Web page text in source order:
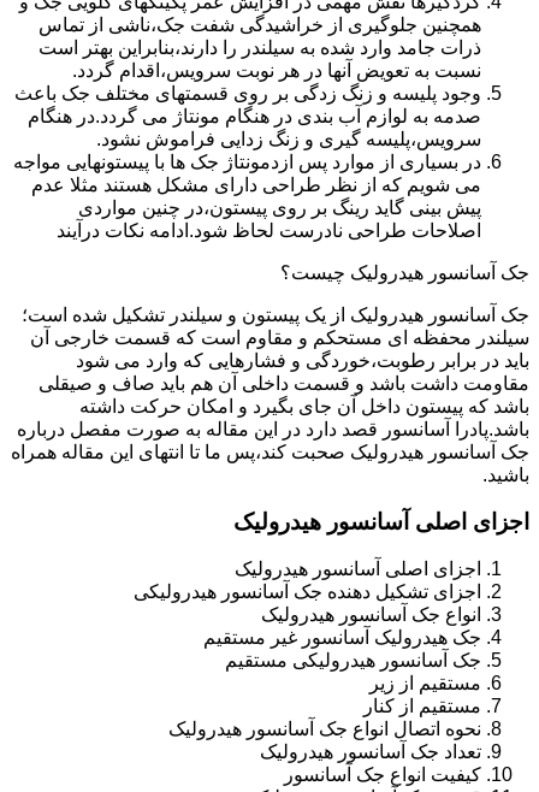
همچنین جلوگیری از خراشیدگی شفت جک،ناشی از تماس
ذرات جامد وارد شده به سیلندر را دارند،بنابراین بهتر است
نسبت به تعویض آنها در هر نوبت سرویس،اقدام گردد.
وجود پلیسه و زنگ زدگی بر روی قسمتهای مختلف جک باعث
صدمه به لوازم آب بندی در هنگام مونتاژ می گردد.در هنگام
سرویس،پلیسه گیری و زنگ زدایی فراموش نشود.
در بسیاری از موارد پس ازدمونتاژ جک ها با پیستونهایی مواجه
می شویم که از نظر طراحی دارای مشکل هستند مثلا عدم
پیش بینی گاید رینگ بر روی پیستون،در چنین مواردی
اصلاحات طراحی نادرست لحاظ شود.ادامه نکات درآیند
جک آسانسور هیدرولیک چیست؟
جک آسانسور هیدرولیک از یک پیستون و سیلندر تشکیل شده است؛
سیلندر محفظه ای مستحکم و مقاوم است که قسمت خارجی آن
باید در برابر رطوبت،خوردگی و فشارهایی که وارد می شود
مقاومت داشت باشد و قسمت داخلی آن هم باید صاف و صیقلی
باشد که پیستون داخل آن جای بگیرد و امکان حرکت داشته
باشد.پادرا آسانسور قصد دارد در این مقاله به صورت مفصل درباره
جک آسانسور هیدرولیک صحبت کند،پس ما تا انتهای این مقاله همراه
باشید.
اجزای اصلی آسانسور هیدرولیک
اجزای اصلی آسانسور هیدرولیک
اجزای تشکیل دهنده جک آسانسور هیدرولیکی
انواع جک آسانسور هیدرولیک
جک هیدرولیک آسانسور غیر مستقیم
جک آسانسور هیدرولیکی مستقیم
مستقیم از زیر
مستقیم از کنار
نحوه اتصال انواع جک آسانسور هیدرولیک
تعداد جک آسانسور هیدرولیک
کیفیت انواع جک آسانسور